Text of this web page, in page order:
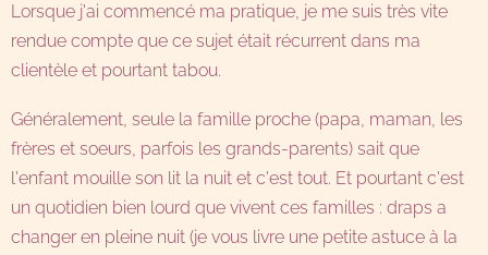
Lorsque j'ai commencé ma pratique, je me suis très vite
rendue compte que ce sujet était récurrent dans ma
clientèle et pourtant tabou.
Généralement, seule la famille proche (papa, maman, les
frères et soeurs, parfois les grands-parents) sait que
l'enfant mouille son lit la nuit et c'est tout. Et pourtant c'est
un quotidien bien lourd que vivent ces familles : draps a
changer en pleine nuit (je vous livre une petite astuce à la